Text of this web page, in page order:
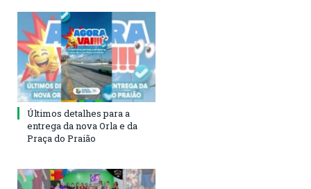
Últimos detalhes para a
entrega da nova Orla e da
Praça do Praião